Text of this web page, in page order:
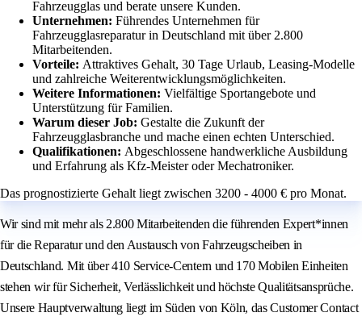
Fahrzeugglas und berate unsere Kunden.
Unternehmen: Führendes Unternehmen für
Fahrzeugglasreparatur in Deutschland mit über 2.800
Mitarbeitenden.
Vorteile: Attraktives Gehalt, 30 Tage Urlaub, Leasing-Modelle
und zahlreiche Weiterentwicklungsmöglichkeiten.
Weitere Informationen: Vielfältige Sportangebote und
Unterstützung für Familien.
Warum dieser Job: Gestalte die Zukunft der
Fahrzeugglasbranche und mache einen echten Unterschied.
Qualifikationen: Abgeschlossene handwerkliche Ausbildung
und Erfahrung als Kfz-Meister oder Mechatroniker.
Das prognostizierte Gehalt liegt zwischen 3200 - 4000 € pro Monat.
Wir sind mit mehr als 2.800 Mitarbeitenden die führenden Expert*innen
für die Reparatur und den Austausch von Fahrzeugscheiben in
Deutschland. Mit über 410 Service-Centern und 170 Mobilen Einheiten
stehen wir für Sicherheit, Verlässlichkeit und höchste Qualitätsansprüche.
Unsere Hauptverwaltung liegt im Süden von Köln, das Customer Contact